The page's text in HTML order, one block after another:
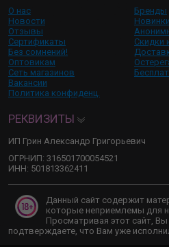
О нас
Новости
Отзывы
Сертификаты
Без сомнений!
Оптовикам
Сеть магазинов
Вакансии
Политика конфиденц.
Бренды
Новинки
Скидки
РЕКВИЗИТЫ
ИП Грин Александр Григорьевич
ОГРНИП: 316501700054521
ИНН: 501813362411
Данный сайт содержит
которые неприемлемы для
Просматривая этот сайт,
подтверждаете, что Вам уже